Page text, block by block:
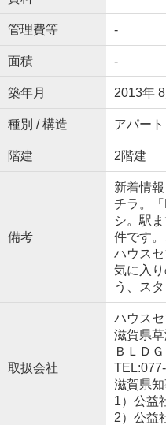
管理費等 -
面積 -
築年月 2013年
種別 / 構造 アパー
階建 2階建
備考
新着情
チラ。
シ。駅
件です。
ハウス
気に入
う、ス
取扱会社
ハウス
滋賀県
ＢＬＤ
滋賀県
1）公益
2）公益